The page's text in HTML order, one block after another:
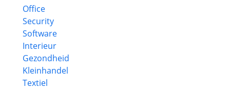
Office
Security
Software
Interieur
Gezondheid
Kleinhandel
Textiel